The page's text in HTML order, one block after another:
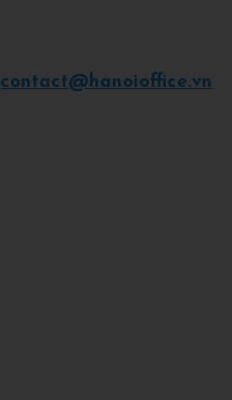
contact@hanoioffice.vn